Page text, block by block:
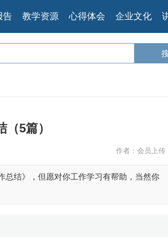
告 教学资源 心得体会 企业文化
5篇）
作者：会员上传
总结》，但愿对你工作学习有帮助，当然你